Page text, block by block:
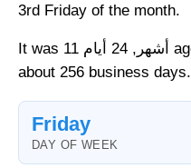
3rd Friday of the month.
It was 11 أشهر, 24 أيام ago — that is 358 days, or
about 256 business days.
Friday
DAY OF WEEK